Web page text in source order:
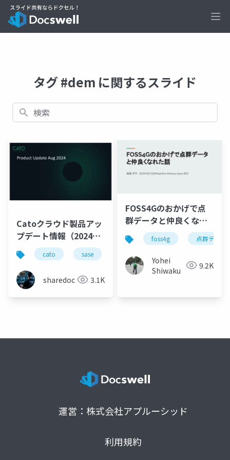
タグ #dem に関するスライド
検索
Catoクラウド製品アッ
プデート情報（2024年
8月版）cato sase
sharedoc 3.1K
FOSS4Gのおかげで点
群データと仲良くなれ
た話
foss4g 点群データ
Yohei
Shiwaku
9.2K
運営：株式会社アプルーシッド
利用規約